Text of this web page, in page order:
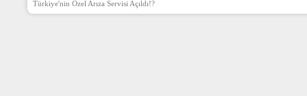
Türkiye'nin Özel Arıza Servisi Açıldı!?